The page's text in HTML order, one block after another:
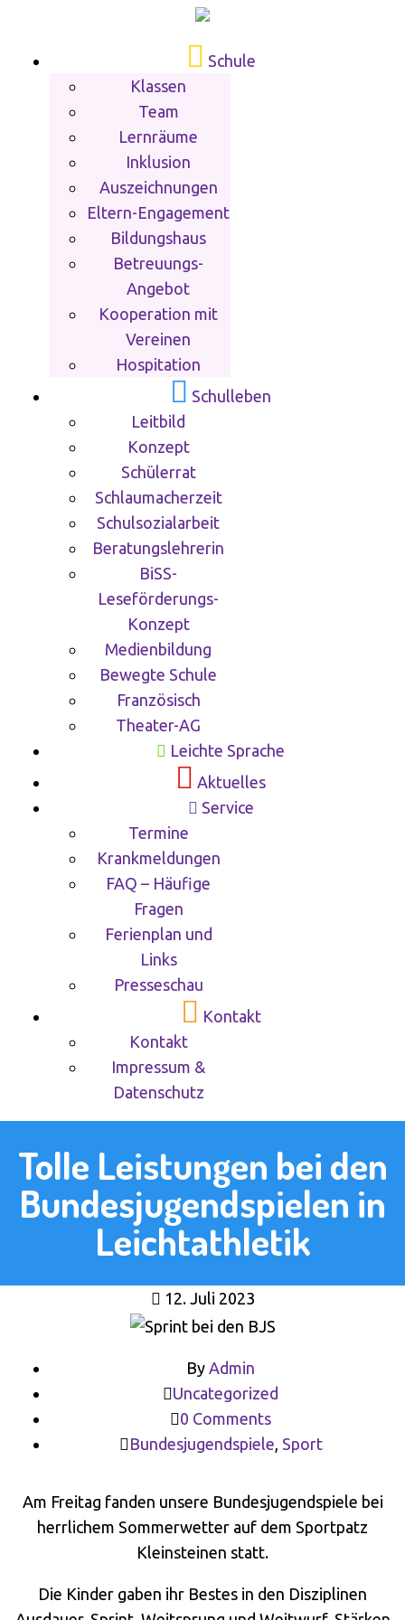
Schule
Klassen
Team
Lernräume
Inklusion
Auszeichnungen
Eltern-Engagement
Bildungshaus
Betreuungs-
Angebot
Kooperation mit
Vereinen
Hospitation
Schulleben
Leitbild
Konzept
Schülerrat
Schlaumacherzeit
Schulsozialarbeit
Beratungslehrerin
BiSS-
Leseförderungs-
Konzept
Medienbildung
Bewegte Schule
Französisch
Theater-AG
Leichte Sprache
Aktuelles
Service
Termine
Krankmeldungen
FAQ – Häufige
Fragen
Ferienplan und
Links
Presseschau
Kontakt
Kontakt
Impressum &
Datenschutz
Tolle Leistungen bei den
Bundesjugendspielen in
Leichtathletik
12. Juli 2023
By Admin
Uncategorized
0 Comments
Bundesjugendspiele Sport
Am Freitag fanden unsere Bundesjugendspiele bei
herrlichem Sommerwetter auf dem Sportpatz
Kleinsteinen statt.
Die Kinder gaben ihr Bestes in den Disziplinen